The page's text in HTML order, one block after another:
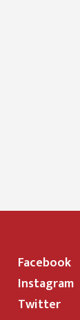
Facebook
Instagram
Twitter